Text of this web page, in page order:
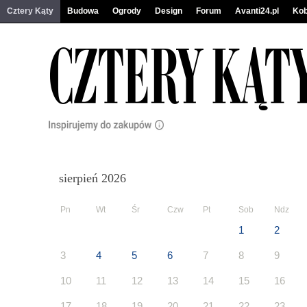
Cztery Kąty Budowa Ogrody Design Forum Avanti24.pl
sierpień 2026
Pn Wt Śr Czw Pt Sob Ndz
1 2
3 4 5 6 7 8 9
10 11 12 13 14 15 16